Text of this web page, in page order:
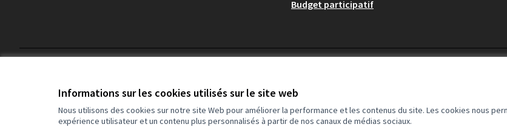
Informations sur les cookies utilisés sur le site web
Nous utilisons des cookies sur notre site Web pour améliorer la performance et les contenus du site. Les cookies nous
expérience utilisateur et un contenu plus personnalisés à partir de nos canaux de médias sociaux.
Budget participatif